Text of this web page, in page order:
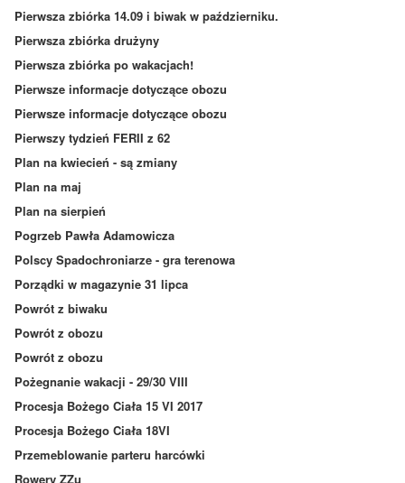
Pierwsza zbiórka 14.09 i biwak w październiku.
Pierwsza zbiórka drużyny
Pierwsza zbiórka po wakacjach!
Pierwsze informacje dotyczące obozu
Pierwsze informacje dotyczące obozu
Pierwszy tydzień FERII z 62
Plan na kwiecień - są zmiany
Plan na maj
Plan na sierpień
Pogrzeb Pawła Adamowicza
Polscy Spadochroniarze - gra terenowa
Porządki w magazynie 31 lipca
Powrót z biwaku
Powrót z obozu
Powrót z obozu
Pożegnanie wakacji - 29/30 VIII
Procesja Bożego Ciała 15 VI 2017
Procesja Bożego Ciała 18VI
Przemeblowanie parteru harcówki
Rowery ZZu